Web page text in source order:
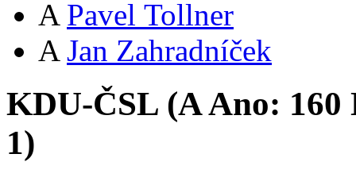
A Pavel Tollner
A Jan Zahradníček
KDU-ČSL (AAno: 160
1)